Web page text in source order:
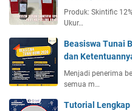
Produk: Skintific
Ukur…
Beasiswa Tunai
dan
Menjadi penerima
semua m…
Tutorial Lengkap